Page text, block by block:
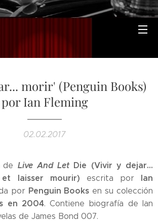
morir' (Penguin Books)
por Ian Fleming
02.02.2017
de Live And Let Die (Vivir y dejar...
laisser mourir) escrita porIan
por Penguin Books en su colección
en 2004. Contiene biografía de Ian
de James Bond 007.